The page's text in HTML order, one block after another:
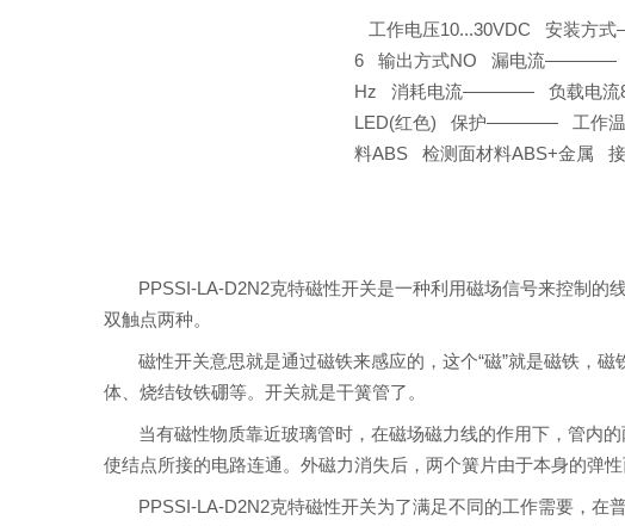
工作电压10...30VDC 安装方
6 输出方式NO 漏电流————
Hz 消耗电流———— 负载电
LED(红色) 保护———— 工作温
料ABS 检测面材料ABS+金属
PPSSI-LA-D2N2克特磁性开关是一种利用磁场信号来控制的
双触点两种。
磁性开关意思就是通过磁铁来感应的，这个“磁”就是磁铁，
体、烧结钕铁硼等。开关就是干簧管了。
当有磁性物质靠近玻璃管时，在磁场磁力线的作用下，管内
使结点所接的电路连通。外磁力消失后，两个簧片由于本身的弹性
PPSSI-LA-D2N2克特磁性开关为了满足不同的工作需要，